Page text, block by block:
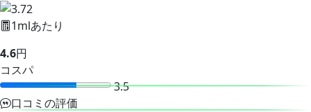
1mlあたり
4.6円
コスパ
3.5
口コミの評価